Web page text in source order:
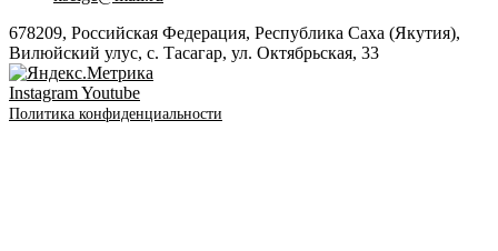
678209, Российская Федерация, Республика Саха (Якутия),
Вилюйский улус, с. Тасагар, ул. Октябрьская, 33
InstagramYoutube
Политика конфиденциальности